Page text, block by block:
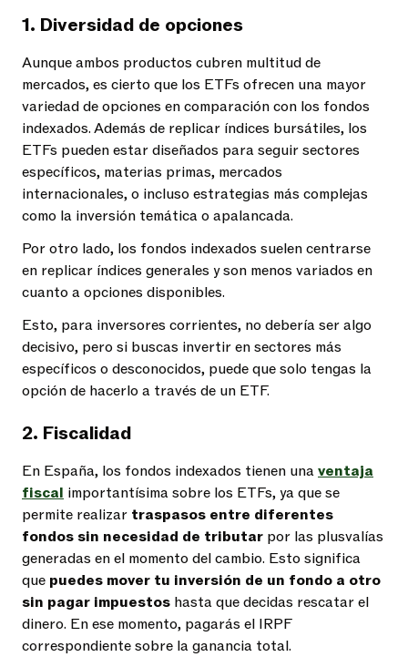
1. Diversidad de opciones
Aunque ambos productos cubren multitud de
mercados, es cierto que los ETFs ofrecen una mayor
variedad de opciones en comparación con los fondos
indexados. Además de replicar índices bursátiles, los
ETFs pueden estar diseñados para seguir sectores
específicos, materias primas, mercados
internacionales, o incluso estrategias más complejas
como la inversión temática o apalancada.
Por otro lado, los fondos indexados suelen centrarse
en replicar índices generales y son menos variados en
cuanto a opciones disponibles.
Esto, para inversores corrientes, no debería ser algo
decisivo, pero si buscas invertir en sectores más
específicos o desconocidos, puede que solo tengas la
opción de hacerlo a través de un ETF.
2. Fiscalidad
En España, los fondos indexados tienen unaventaja
fiscal importantísima sobre los ETFs, ya que se
permite realizar traspasos entre diferentes
fondos sin necesidad de tributar por las plusvalías
generadas en el momento del cambio. Esto significa
que puedes mover tu inversión de un fondo a otro
sin pagar impuestos hasta que decidas rescatar el
dinero. En ese momento, pagarás el IRPF
correspondiente sobre la ganancia total.